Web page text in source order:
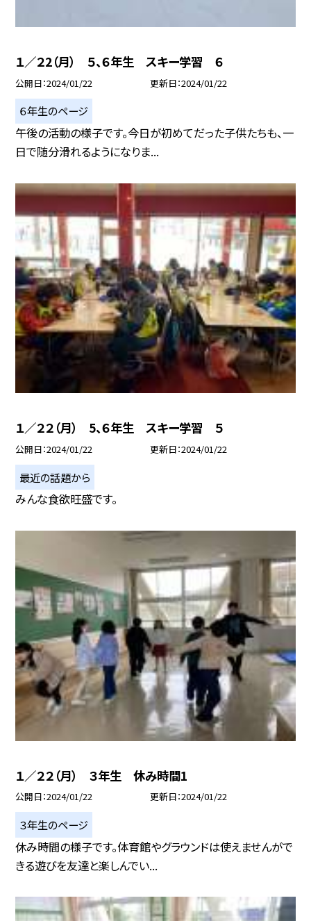
１／２2（月） ５、６年生 スキー学習 ６
公開日 2024/01/22 更新日 2024/01/22
６年生のページ
午後の活動の様子です。今日が初めてだった子供たちも、一
日で随分滑れるようになりま...
１／２２（月） 5、６年生 スキー学習 ５
公開日 2024/01/22 更新日 2024/01/22
最近の話題から
みんな食欲旺盛です。
１／２２（月） ３年生 休み時間1
公開日 2024/01/22 更新日 2024/01/22
３年生のページ
休み時間の様子です。体育館やグラウンドは使えませんがで
きる遊びを友達と楽しんでい...